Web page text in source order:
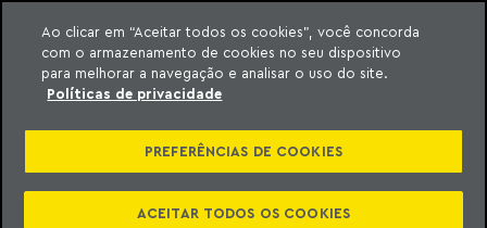
o conteúdo
Machado Meyer
ENGIE BRASIL
RECAUDA MÁS DE
Ao clicar em “Aceitar todos os cookies”, você concorda
com o armazenamento de cookies no seu dispositivo
para melhorar a navegação e analisar o uso do site.
Políticas de privacidade
PREFERÊNCIAS DE COOKIES
ACEITAR TODOS OS COOKIES